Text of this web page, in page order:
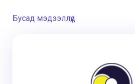
Бусад мэдээллүүд